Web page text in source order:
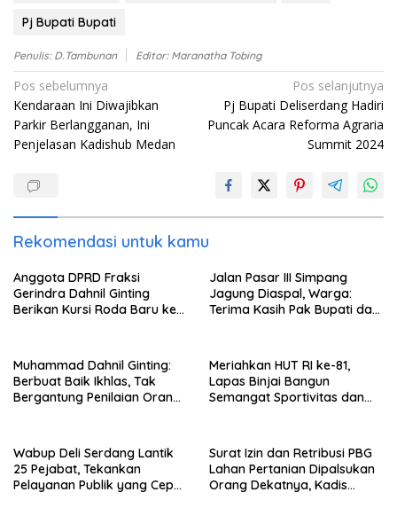
Pj Bupati Bupati
Penulis: D.Tambunan Editor: Maranatha Tobing
Navigasi
pos
Pos sebelumnya
Kendaraan Ini Diwajibkan
Parkir Berlangganan, Ini
Penjelasan Kadishub Medan
Pos selanjutnya
Pj Bupati Deliserdang Hadiri
Puncak Acara Reforma Agraria
Summit 2024
Rekomendasi untuk kamu
Anggota DPRD Fraksi
Gerindra Dahnil Ginting
Berikan Kursi Roda Baru ke
Jalan Pasar III Simpang
Jagung Diaspal, Warga:
Terima Kasih Pak Bupati dan
Muhammad Dahnil Ginting:
Berbuat Baik Ikhlas, Tak
Bergantung Penilaian Orang
Meriahkan HUT RI ke-81,
Lapas Binjai Bangun
Semangat Sportivitas dan
Wabup Deli Serdang Lantik
25 Pejabat, Tekankan
Pelayanan Publik yang Cepat
Surat Izin dan Retribusi PBG
Lahan Pertanian Dipalsukan
Orang Dekatnya, Kadis